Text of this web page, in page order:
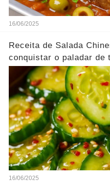
16/06/2025
Receita de Salada
conquistar o paladar de
16/06/2025